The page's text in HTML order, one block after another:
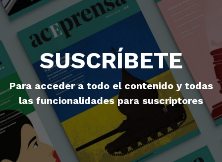
SUSCRÍBETE
Para acceder a todo el contenido y todas
las funcionalidades para suscriptores